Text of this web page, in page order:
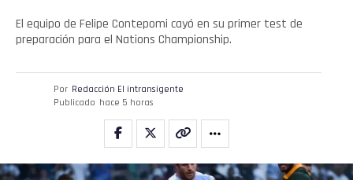
El equipo de Felipe Contepomi cayó en su primer test de
preparación para el Nations Championship.
Por Redacción El intransigente
Publicado hace 5 horas
Whatsapp